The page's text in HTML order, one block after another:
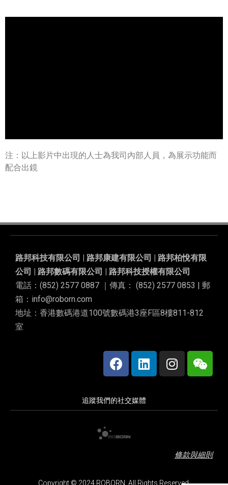
注：以上影片中出現的人士為我司內部人員，為展示功能而
配合出鏡
路邦科技有限公司 | 路邦康建有限公司 | 路邦柏悅有限
公司 | 路邦數碼有限公司 | 路邦科技授權有限公司
電話：(852) 2577 0887 ｜傳真： (852) 2577 0853 | 郵
箱：info@roborn.com
地址：香港數碼港道100號數碼港3座F區8樓811-812
室
追蹤我們的社交媒體
條款與細則
Copyright © 2024 ROBORN. All Rights Reserved.